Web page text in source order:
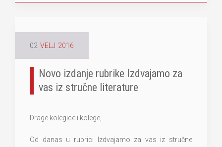
02 VELJ 2016
Novo izdanje rubrike Izdvajamo za
vas iz stručne literature
Drage kolegice i kolege,
Od danas u rubrici Izdvajamo za vas iz stručne